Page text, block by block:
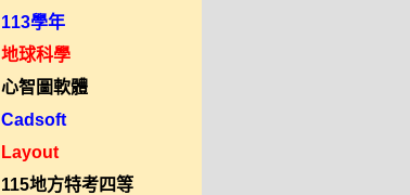
113學年
地球科學
心智圖軟體
Cadsoft
Layout
115地方特考四等